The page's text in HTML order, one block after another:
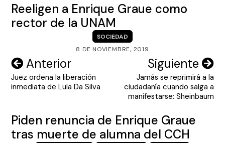
Reeligen a Enrique Graue como
rector de la UNAM
SOCIEDAD
8 DE NOVIEMBRE, 2019
Navegación
de
Anterior
Juez ordena la liberación
inmediata de Lula Da Silva
Siguiente
Jamás se reprimirá a la
ciudadanía cuando salga a
manifestarse: Sheinbaum
Piden renuncia de Enrique Graue
tras muerte de alumna del CCH